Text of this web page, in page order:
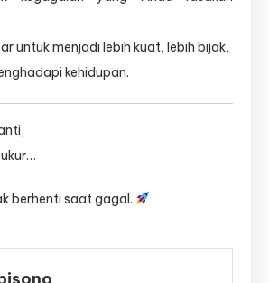
untuk menjadi lebih kuat, lebih bijak,
kehidupan.
berhenti saat gagal.